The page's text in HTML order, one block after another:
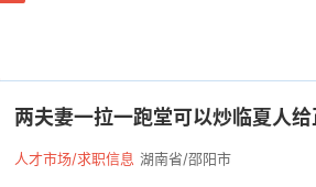
两夫妻一拉一跑堂可以炒临夏人
人才市场/求职信息 湖南省/邵阳市